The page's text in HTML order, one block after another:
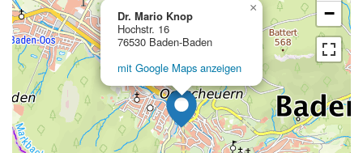
Dr. Mario Knop
Hochstr. 16
76530 Baden-Baden
mit Google Maps anzeigen
×
−